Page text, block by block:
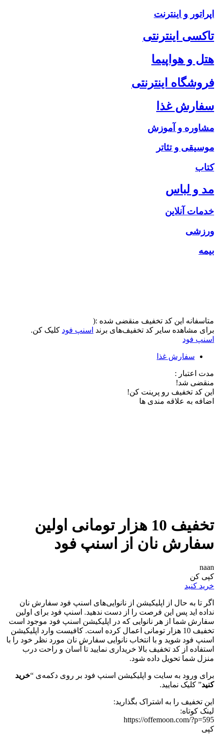
اپراتور و اینترنت
تاکسی اینترنتی
هتل و هواپیما
فروشگاه اینترنتی
سفارش غذا
مشاوره و آموزش
موسیقی و تئاتر
کتاب
مد و لباس
خدمات آنلاین
ورزشی
بیمه
متاسفانه این کد تخفیف منقضی شده :(
برای مشاهده سایر کد تخفیف‌های برند اسنپ فود کلیک کن.
اسنپ فود
سفارش غذا
مدت اعتبار :
منقضی شد!
این کد تخفیف رو پرینت کن!
اضافه به علاقه مندی ها
تخفیف 10 هزار تومانی اولین
سفارش نان از اسنپ فود
naan
کپی کن
خرید کنید
اگر تا به حال از اپلیکیشن از نانوایی‌های اسنپ فود سفارش نان
نداده اید پس این فرصت را از دست ندهید. اسنپ فود برای اولین
سفارش شما از هر نانوایی که در اپلیکیشن اسنپ فود موجود است
تخفیف 10 هزار تومانی اعمال کرده است. کافیست وارد اپلیکیشن
اسنپ فود شوید و با انتخاب نانوایی سفارش نان مورد نظر خود را با
استفاده از کد تخفیف بالا خریداری نمایید تا آسان و راحت درب
منزل شما تحویل داده شود.
برای ورود به سایت و اپلیکیشن اسنپ فود بر روی دکمه‌ی “خرید
کنید” کلیک نمایید.
این تخفیف را به اشتراک بگذارید:
لینک کوتاه:
https://offemoon.com/?p=595
کپی